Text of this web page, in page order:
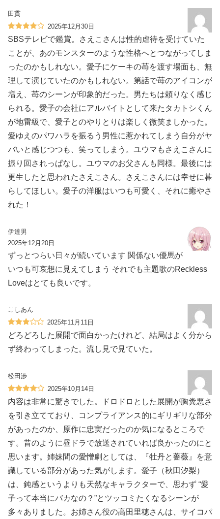
田貫
2025年12月30日
SBSテレビで鑑賞。さえこさんは性的虐待を受けていた
ことが、あのモンスターのような性格へとつながってしま
ったのかもしれない。愛子にケーキの苺を渡す場面も、無
理して演じていたのかもしれない。第話で苺のアイコンが
増え、苺のシーンが印象的だった。男たちは頼りなく感じ
られる。愛子の会社にアルバイトとして来たタカトシくん
が地雷級で、愛子とのやりとりは楽しく微笑ましかった。
愛ゆえのパワハラを振るう男性に惹かれてしまう自分がヤ
バいと感じつつも、笑ってしまう。ユウマもさえこさんに
振り回されっぱなし。ユウマのお父さんも同様。最後には
更生したと思われたさえこさん。さえこさんには幸せに暮
らしてほしい。愛子の洋服はいつも可愛く、それに癒やさ
れた！
伊達男
2025年12月20日
ずっとつらい日々が続いています 関係ない優馬が
いつも可哀想に見えてしまう それでも主題歌のReckless
Loveはとても良いです。
こしあん
2025年11月11日
どろどろした展開で面白かったけれど、結局はよく分から
ず終わってしまった。流し見で見ていた。
松田渉
2025年10月14日
内容は非常に驚きでした。ドロドロとした展開が胸糞悪さ
を引き立てており、コンプライアンス的にギリギリな部分
があったのか、原作に忠実だったのか気になるところで
す。昔のように昼ドラで放送されていれば良かったのにと
思います。姉妹間の愛憎劇としては、『牡丹と薔薇』を意
識している部分があった気がします。愛子（秋田汐梨）
は、鈍感というよりも天然なキャラクターで、思わず “愛
子って本当にバカなの？”とツッコミたくなるシーンが
多々ありました。お姉さん役の高田里穂さんは、サイコパ